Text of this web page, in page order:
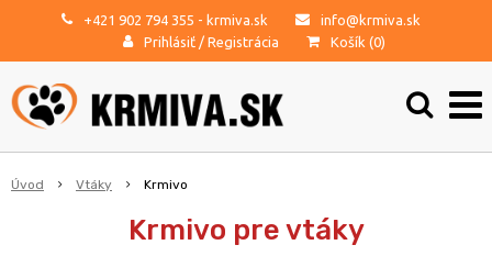
+421 902 794 355 - krmiva.sk
info@krmiva.sk
Prihlásiť / Registrácia Košík (0)
Úvod Vtáky Krmivo
Krmivo pre vtáky